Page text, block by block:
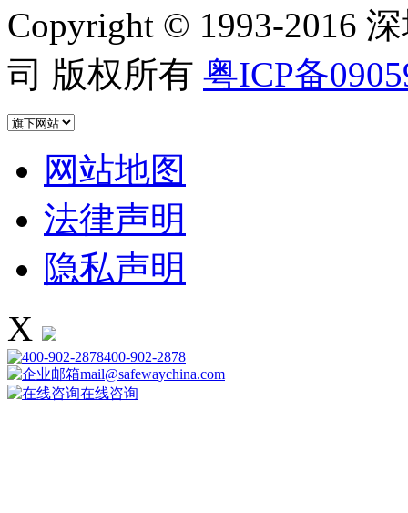
Copyright © 1993-2016
司 版权所有 粤ICP备
网站地图
法律声明
隐私声明
X
400-902-2878
mail@safewaychina.com
在线咨询